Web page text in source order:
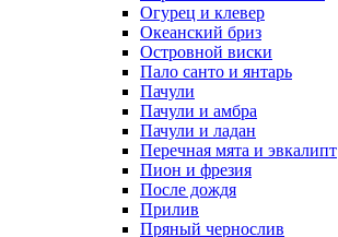
Огурец и клевер
Океанский бриз
Островной виски
Пало санто и янтарь
Пачули
Пачули и амбра
Пачули и ладан
Перечная мята и эвкалипт
Пион и фрезия
После дождя
Прилив
Пряный чернослив